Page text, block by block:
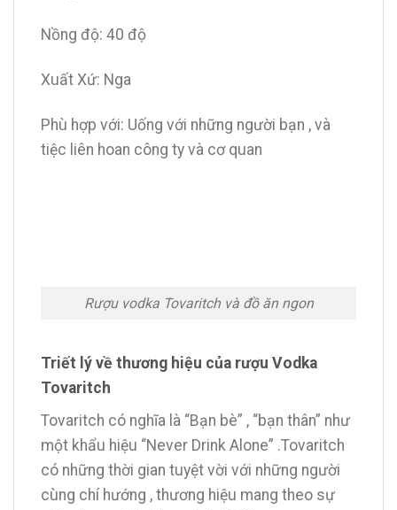
Nồng độ: 40 độ
Xuất Xứ: Nga
Phù hợp với: Uống với những người bạn , và
tiệc liên hoan công ty và cơ quan
Rượu vodka Tovaritch và đồ ăn ngon
Triết lý về thương hiệu của rượu Vodka
Tovaritch
Tovaritch có nghĩa là “Bạn bè” , “bạn thân” như
một khẩu hiệu “Never Drink Alone” .Tovaritch
có những thời gian tuyệt vời với những người
cùng chí hướng , thương hiệu mang theo sự